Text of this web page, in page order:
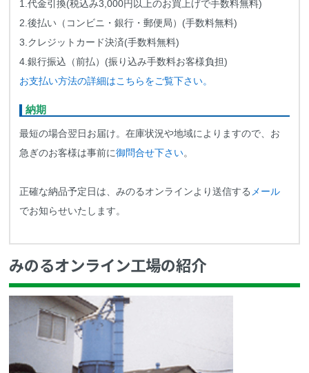
1.代金引換(税込み3,000円以上のお買上げで手数料無料)
2.後払い（コンビニ・銀行・郵便局）(手数料無料)
3.クレジットカード決済(手数料無料)
4.銀行振込（前払）(振り込み手数料お客様負担)
お支払い方法の詳細はこちらをご覧下さい。
納期
最短の場合翌日お届け。在庫状況や地域によりますので、お
急ぎのお客様は事前に御問合せ下さい。
正確な納品予定日は、みのるオンラインより送信する メール
でお知らせいたします。
みのるオンライン工場の紹介